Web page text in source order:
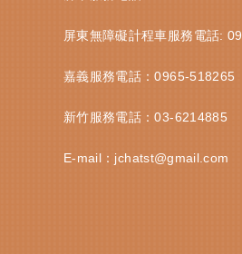
屏東無障礙計程車服務電話:
嘉義服務電話：0965-518265
新竹服務電話：03-6214885
E-mail： jchatst@gmail.com